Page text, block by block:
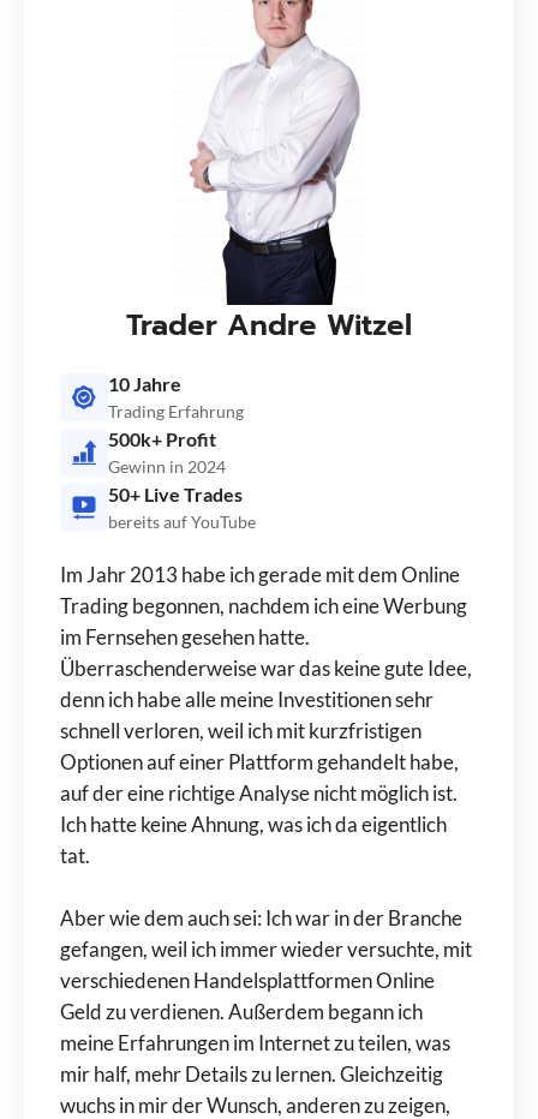
Trader Andre Witzel
10 Jahre
Trading Erfahrung
500k+ Profit
Gewinn in 2024
50+ Live Trades
bereits auf YouTube
Im Jahr 2013 habe ich gerade mit dem Online
Trading begonnen, nachdem ich eine Werbung
im Fernsehen gesehen hatte.
Überraschenderweise war das keine gute Idee,
denn ich habe alle meine Investitionen sehr
schnell verloren, weil ich mit kurzfristigen
Optionen auf einer Plattform gehandelt habe,
auf der eine richtige Analyse nicht möglich ist.
Ich hatte keine Ahnung, was ich da eigentlich
tat.
Aber wie dem auch sei: Ich war in der Branche
gefangen, weil ich immer wieder versuchte, mit
verschiedenen Handelsplattformen Online
Geld zu verdienen. Außerdem begann ich
meine Erfahrungen im Internet zu teilen, was
mir half, mehr Details zu lernen. Gleichzeitig
wuchs in mir der Wunsch, anderen zu zeigen,